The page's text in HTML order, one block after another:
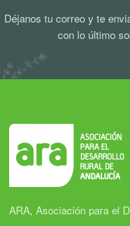
Déjanos tu correo y te
con lo último
ARA, Asociación para el